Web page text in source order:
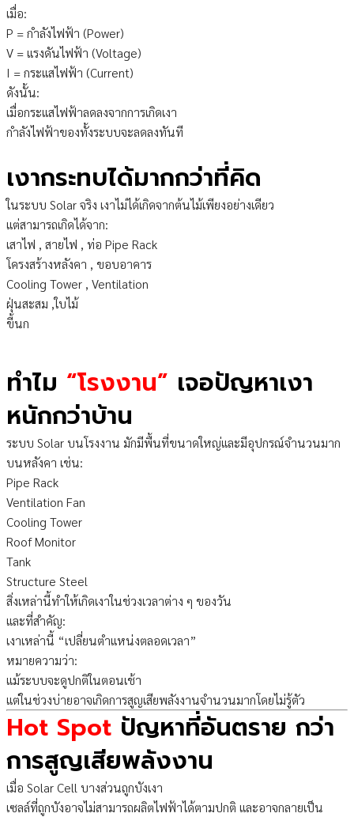
เมื่อ:
P = กำลังไฟฟ้า (Power)
V = แรงดันไฟฟ้า (Voltage)
I = กระแสไฟฟ้า (Current)
ดังนั้น:
เมื่อกระแสไฟฟ้าลดลงจากการเกิดเงา
กำลังไฟฟ้าของทั้งระบบจะลดลงทันที
เงากระทบได้มากกว่าที่คิด
ในระบบ Solar จริง เงาไม่ได้เกิดจากต้นไม้เพียงอย่างเดียว
แต่สามารถเกิดได้จาก:
เสาไฟ , สายไฟ , ท่อ Pipe Rack
โครงสร้างหลังคา , ขอบอาคาร
Cooling Tower , Ventilation
ฝุ่นสะสม ,ใบไม้
ขี้นก
ทำไม “โรงงาน” เจอปัญหาเงา
หนักกว่าบ้าน
ระบบ Solar บนโรงงาน มักมีพื้นที่ขนาดใหญ่และมีอุปกรณ์จำนวนมาก
บนหลังคา เช่น:
Pipe Rack
Ventilation Fan
Cooling Tower
Roof Monitor
Tank
Structure Steel
สิ่งเหล่านี้ทำให้เกิดเงาในช่วงเวลาต่าง ๆ ของวัน
และที่สำคัญ:
เงาเหล่านี้ “เปลี่ยนตำแหน่งตลอดเวลา”
หมายความว่า:
แม้ระบบจะดูปกติในตอนเช้า
แต่ในช่วงบ่ายอาจเกิดการสูญเสียพลังงานจำนวนมากโดยไม่รู้ตัว
Hot Spot ปัญหาที่อันตราย กว่า
การสูญเสียพลังงาน
เมื่อ Solar Cell บางส่วนถูกบังเงา
เซลล์ที่ถูกบังอาจไม่สามารถผลิตไฟฟ้าได้ตามปกติ และอาจกลายเป็น